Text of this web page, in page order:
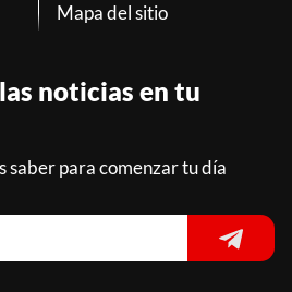
Mapa del sitio
noticias en tu
saber para comenzar tu día